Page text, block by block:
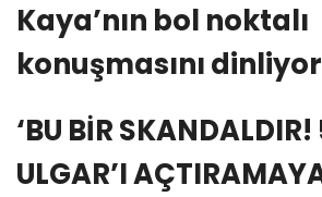
Kaya’nın bol noktalı
konuşmasını
‘BU BİR
ULGAR’I